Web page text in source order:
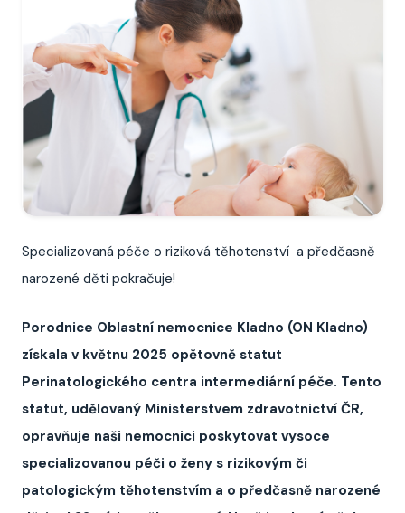
Specializovaná péče o riziková těhotenství a předčasně
narozené děti pokračuje!
Porodnice Oblastní nemocnice Kladno (ON Kladno)
získala v květnu 2025 opětovně statut
Perinatologického centra intermediární péče. Tento
statut, udělovaný Ministerstvem zdravotnictví ČR,
opravňuje naši nemocnici poskytovat vysoce
specializovanou péči o ženy s rizikovým či
patologickým těhotenstvím a o předčasně narozené